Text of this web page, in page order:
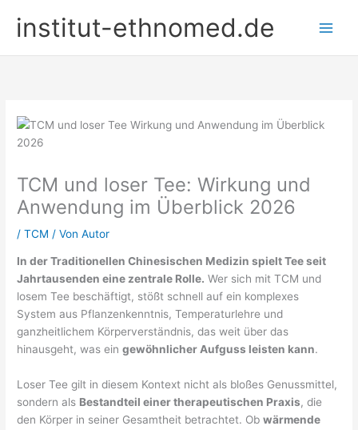
Inhaltinstitut-ethnomed.de
TCM und loser Tee: Wirkung und
Anwendung im Überblick 2026
/TCM / VonAutor
In der Traditionellen Chinesischen Medizin spielt Tee seit
Jahrtausenden eine zentrale Rolle. Wer sich mit TCM und
losem Tee beschäftigt, stößt schnell auf ein komplexes
System aus Pflanzenkenntnis, Temperaturlehre und
ganzheitlichem Körperverständnis, das weit über das
hinausgeht, was eingewöhnlicher Aufguss leisten kann.
Loser Tee gilt in diesem Kontext nicht als bloßes Genussmittel,
sondern als Bestandteil einer therapeutischen Praxis, die
den Körper in seiner Gesamtheit betrachtet. Obwärmende